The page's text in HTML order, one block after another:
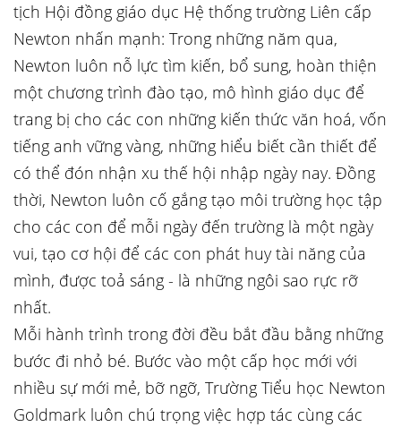
tịch Hội đồng giáo dục Hệ thống trường Liên cấp
Newton nhấn mạnh: Trong những năm qua,
Newton luôn nỗ lực tìm kiến, bổ sung, hoàn thiện
một chương trình đào tạo, mô hình giáo dục để
trang bị cho các con những kiến thức văn hoá, vốn
tiếng anh vững vàng, những hiểu biết cần thiết để
có thể đón nhận xu thế hội nhập ngày nay. Đồng
thời, Newton luôn cố gắng tạo môi trường học tập
cho các con để mỗi ngày đến trường là một ngày
vui, tạo cơ hội để các con phát huy tài năng của
mình, được toả sáng - là những ngôi sao rực rỡ
nhất.
Mỗi hành trình trong đời đều bắt đầu bằng những
bước đi nhỏ bé. Bước vào một cấp học mới với
nhiều sự mới mẻ, bỡ ngỡ, Trường Tiểu học Newton
Goldmark luôn chú trọng việc hợp tác cùng các